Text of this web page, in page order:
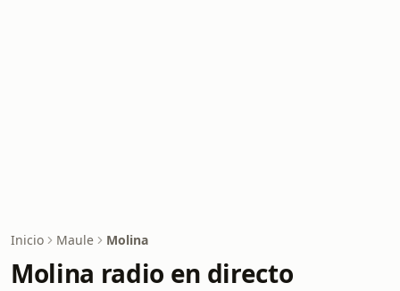
Inicio Maule Molina
Molina radio en directo